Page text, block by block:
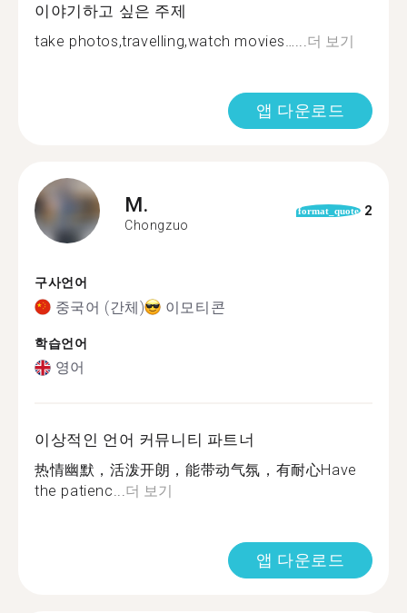
이야기하고 싶은 주제
take photos,travelling,watch movies…...더 보기
앱 다운로드
M.
Chongzuo
format_quote 2
구사언어
중국어 (간체) 이모티콘
학습언어
영어
이상적인 언어 커뮤니티 파트너
热情幽默，活泼开朗，能带动气氛，有耐心Have
the patienc...더 보기
앱 다운로드